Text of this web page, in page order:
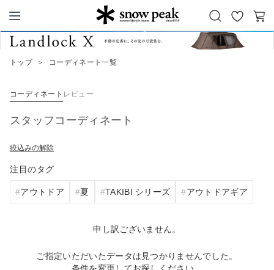
Snow Peak
お
気
カ
トップ ＞ コーディネート一覧
コーディネート レビュー
スタッフコーディネート
絞込みの解除
注目のタグ
アウトドア 夏 TAKIBI シリーズ アウトドアギア
申し訳ございません。
ご指定いただいたデータは見つかりませんでした。